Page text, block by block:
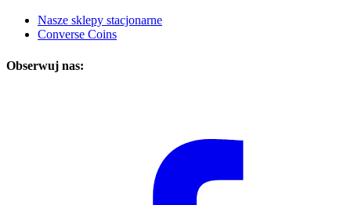
Nasze sklepy stacjonarne
Converse Coins
Obserwuj nas: